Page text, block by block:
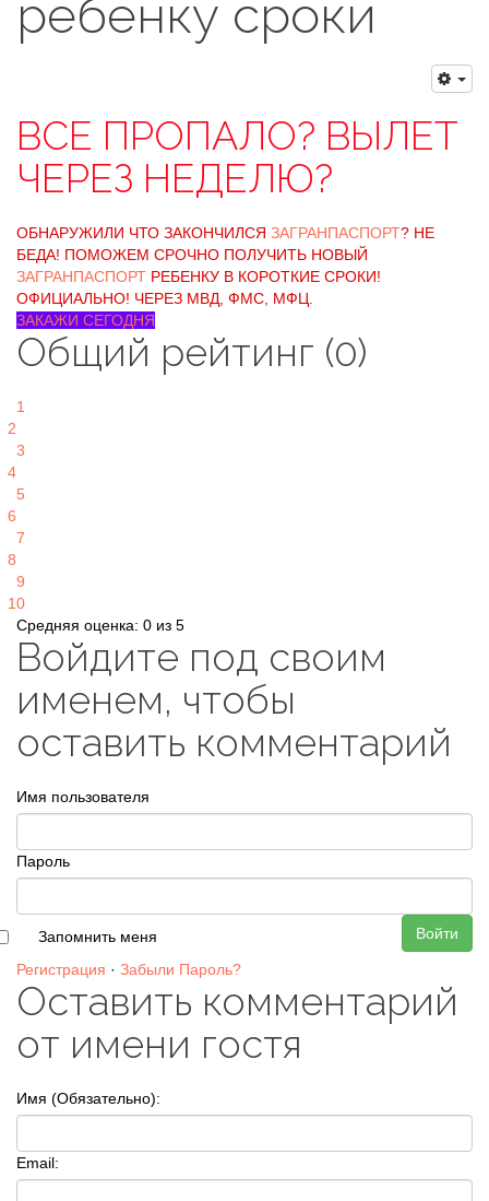
ребенку сроки
ВСЕ ПРОПАЛО? ВЫЛЕТ
ЧЕРЕЗ НЕДЕЛЮ?
ОБНАРУЖИЛИ ЧТО ЗАКОНЧИЛСЯ ЗАГРАНПАСПОРТ? НЕ
БЕДА! ПОМОЖЕМ СРОЧНО ПОЛУЧИТЬ НОВЫЙ
ЗАГРАНПАСПОРТ РЕБЕНКУ В КОРОТКИЕ СРОКИ!
ОФИЦИАЛЬНО! ЧЕРЕЗ МВД, ФМС, МФЦ.
ЗАКАЖИ СЕГОДНЯ
Общий рейтинг (0)
1
2
3
4
5
6
7
8
9
10
Средняя оценка: 0 из 5
Войдите под своим
именем, чтобы
оставить комментарий
Имя пользователя
Пароль
Войти
Запомнить меня
Регистрация · Забыли Пароль?
Оставить комментарий
от имени гостя
Имя (Обязательно):
Email: